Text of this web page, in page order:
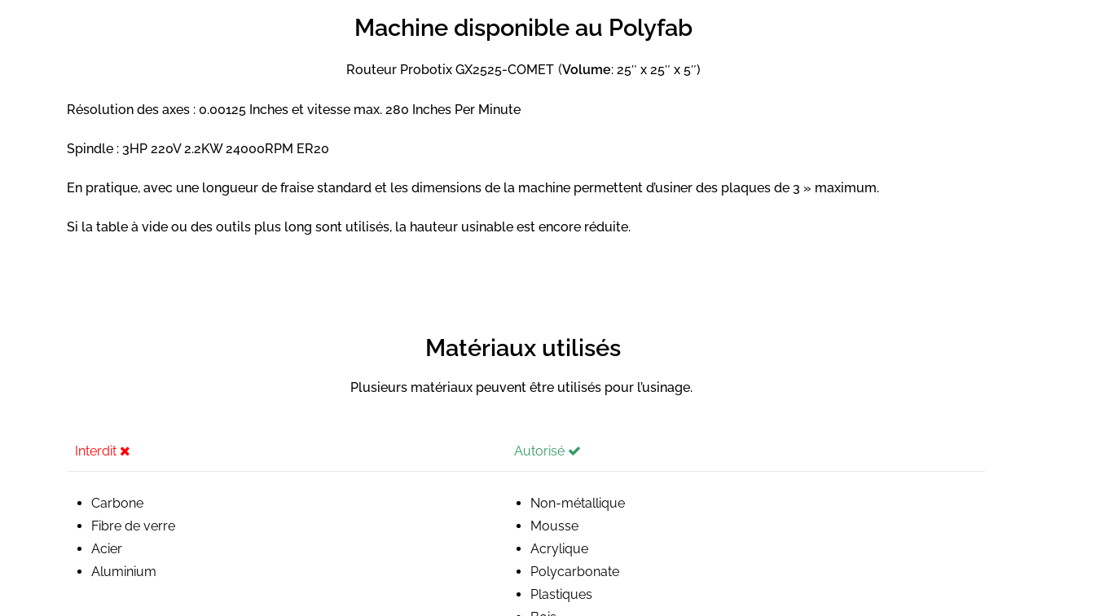
Machine disponible au Polyfab
Routeur Probotix GX2525-COMET(Volume: 25″ x 25″ x 5″)
Résolution des axes : 0.00125 Inches et vitesse max. 280 Inches Per Minute
Spindle : 3HP 220V 2.2KW 24000RPM ER20
En pratique, avec une longueur de fraise standard et les dimensions de la machine permettent d’usiner des plaques de 3 » maximum.
Si la table à vide ou des outils plus long sont utilisés, la hauteur usinable est encore réduite.
Matériaux utilisés
Plusieurs matériaux peuvent être utilisés pour l’usinage.
Interdit Autorisé
Carbone
Fibre de verre
Acier
Aluminium
Non-métallique
Mousse
Acrylique
Polycarbonate
Plastiques